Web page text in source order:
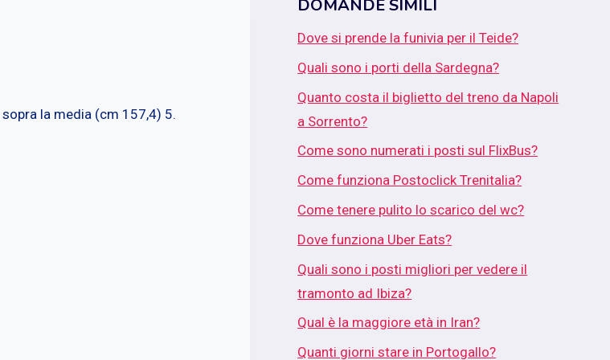
la media (cm 157,4) 5.
DOMANDE SIMILI
Dove si prende la funivia per il Teide?
Quali sono i porti della Sardegna?
Quanto costa il biglietto del treno da Napoli
a Sorrento?
Come sono numerati i posti sul FlixBus?
Come funziona Postoclick Trenitalia?
Come tenere pulito lo scarico del wc?
Dove funziona Uber Eats?
Quali sono i posti migliori per vedere il
tramonto ad Ibiza?
Qual è la maggiore età in Iran?
Quanti giorni stare in Portogallo?